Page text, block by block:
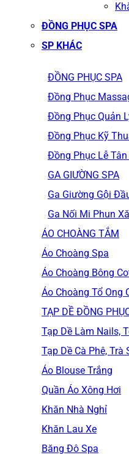
ĐỒNG PHỤC SPA
SP KHÁC
ĐỒNG PHỤC SPA
Đồng Phục
Đồng Phục Quản
Đồng Phục Kỹ
Đồng Phục Lễ Tân
GA GIƯỜNG SPA
Ga Giường Gội
Ga Nối Mi Phun
ÁO CHOÀNG TẮM
Áo Choàng Spa
Áo Choàng Bông
Áo Choàng Tổ Ong
TẠP DỀ ĐỒNG
Tạp Dề Làm Nails,
Tạp Dề Cà Phê, Trà
Áo Blouse Trắng
Quần Áo Xông Hơi
Khăn Nhà Nghỉ
Khăn Lau Xe
Băng Đô Spa